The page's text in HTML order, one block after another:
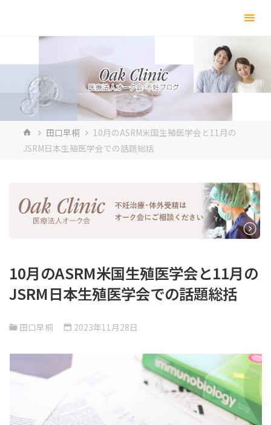
キ
ホ
ー
田口早桐
10月のASRM米国生殖医学会と11月の
JSRM日本生殖医学会での話題総括
10月のASRM米国生殖医学会と11月の
JSRM日本生殖医学会での話題総括
田口早桐 2023年11月28日